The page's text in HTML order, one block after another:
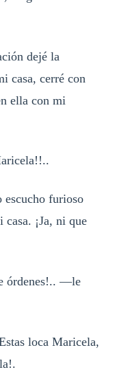
dejé la
casa, cerré con
ella con mi
escucho furioso
¡Ja, ni que
órdenes!.. —le
loca Maricela,